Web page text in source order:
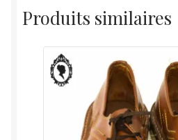
Produits similaires